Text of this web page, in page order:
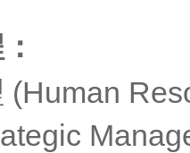
(Human